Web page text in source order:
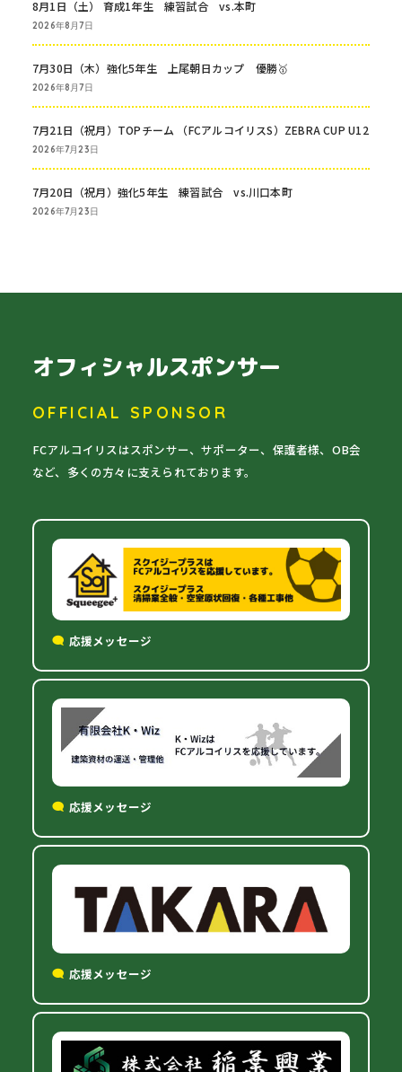
8月1日（土） 育成1年生 練習試合 vs.本町
2026年8月7日
7月30日（木）強化5年生 上尾朝日カップ 優勝🥇
2026年8月7日
7月21日（祝月）TOPチーム （FCアルコイリスS）ZEBRA CUP U12
2026年7月23日
7月20日（祝月）強化5年生 練習試合 vs.川口本町
2026年7月23日
オフィシャルスポンサー
OFFICIAL SPONSOR
FCアルコイリスはスポンサー、サポーター、保護者様、OB会
など、多くの方々に支えられております。
応援メッセージ
応援メッセージ
応援メッセージ